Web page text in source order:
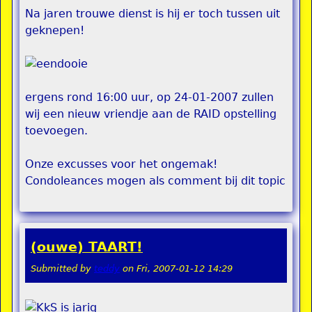
Na jaren trouwe dienst is hij er toch tussen uit
geknepen!
ergens rond 16:00 uur, op 24-01-2007 zullen
wij een nieuw vriendje aan de RAID opstelling
toevoegen.
Onze excusses voor het ongemak!
Condoleances mogen als comment bij dit topic
(ouwe) TAART!
Submitted by teddy on Fri, 2007-01-12 14:29